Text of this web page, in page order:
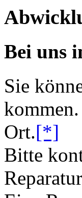
Bei uns
Sie
Ort.[*]
Bitte